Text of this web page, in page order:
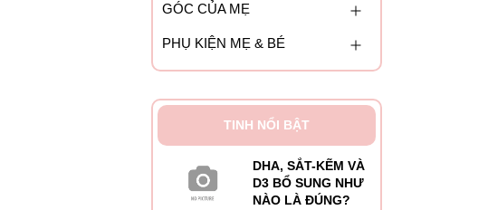
GÓC CỦA MẸ
PHỤ KIỆN MẸ & BÉ
TINH NỔI BẬT
DHA, SẮT-KẼM VÀ
D3 BỔ SUNG NHƯ
NÀO LÀ ĐÚNG?